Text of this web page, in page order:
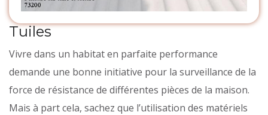
Tuiles
Vivre dans un habitat en parfaite performance
demande une bonne initiative pour la surveillance de la
force de résistance de différentes pièces de la maison.
Mais à part cela, sachez que l’utilisation des matériels